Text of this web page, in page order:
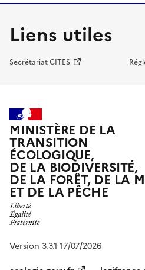
Liens utiles
Secrétariat CITES
MINISTÈRE DE LA
TRANSITION
ÉCOLOGIQUE,
DE LA BIODIVERSITÉ,
DE LA FORÊT, DE LA
ET DE LA PÊCHE
Version 3.3.1 17/07/2026